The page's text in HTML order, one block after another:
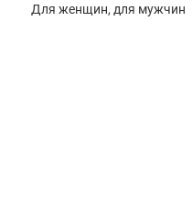
Для женщин, для мужчин